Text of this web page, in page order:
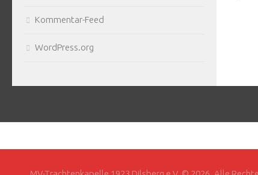
Kommentar-Feed
WordPress.org